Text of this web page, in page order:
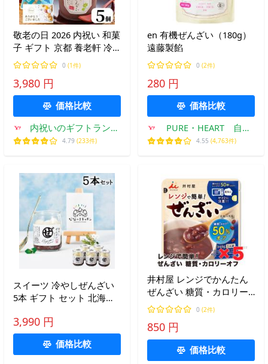
敬老の日 2026 内祝い 和菓
子 ギフト 京都 養老軒 冷
やし京ぜんざい 5個入
4000円 食べ物 プレゼント
冷凍便 YB
0 (1件)
3,980 円
価格比較
内祝いのギフトランド
ショーワ
4.79 (233件)
en 有機ぜんざい（180g）
遠藤製餡
0 (2件)
280 円
価格比較
PURE・HEART 自然
館
4.55 (4,763件)
スイーツ 冷やしぜんざい
5本 ギフト セット 北海道
お返し お取り寄せ F倉庫
3,990 円
価格比較
井村屋 レンジでかんたん
ぜんざい 糖質・カロリー
50% オフ 5個セット 健康
栄養 行動食 キャンプ 携行
保存 常温 おしるこ
0 (2件)
850 円
価格比較